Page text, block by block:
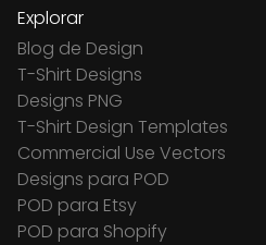
Explorar
Blog de Design
T-Shirt Designs
Designs PNG
T-Shirt Design Templates
Commercial Use Vectors
Designs para POD
POD para Etsy
POD para Shopify